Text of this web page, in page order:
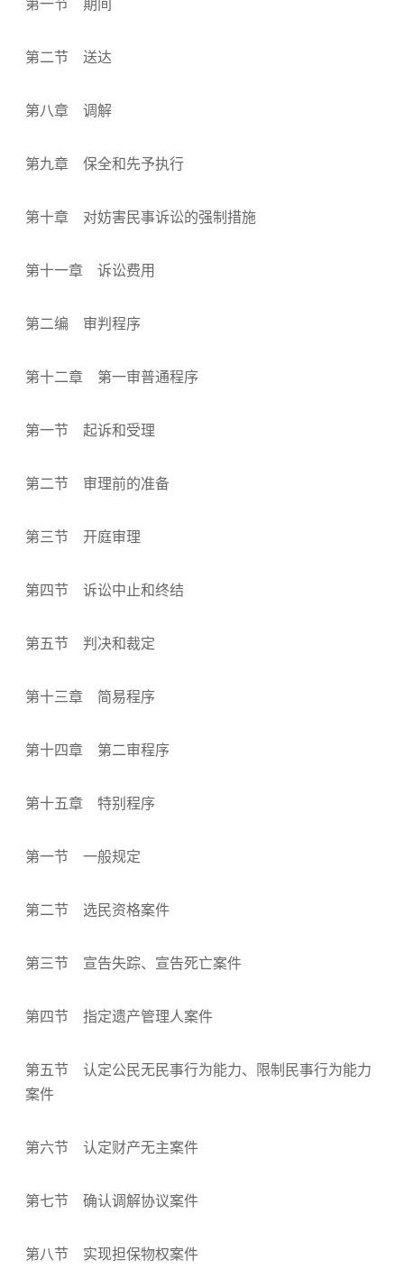
第一节 期间
第二节 送达
第八章 调解
第九章 保全和先予执行
第十章 对妨害民事诉讼的强制措施
第十一章 诉讼费用
第二编 审判程序
第十二章 第一审普通程序
第一节 起诉和受理
第二节 审理前的准备
第三节 开庭审理
第四节 诉讼中止和终结
第五节 判决和裁定
第十三章 简易程序
第十四章 第二审程序
第十五章 特别程序
第一节 一般规定
第二节 选民资格案件
第三节 宣告失踪、宣告死亡案件
第四节 指定遗产管理人案件
第五节 认定公民无民事行为能力、限制民事行为能力
案件
第六节 认定财产无主案件
第七节 确认调解协议案件
第八节 实现担保物权案件